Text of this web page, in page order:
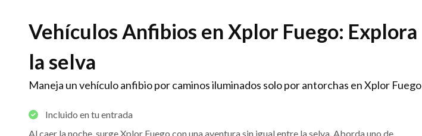
Vehículos Anfibios en Xplor Fuego: Explora
la selva
Maneja un vehículo anfibio por caminos iluminados solo por antorchas en Xplor Fuego
Incluido en tu entrada
Al caer la noche, surge Xplor Fuego con una aventura sin igual entre la selva. Aborda uno de